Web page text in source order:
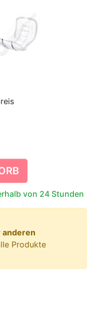
von 24 Stunden
anderen
Produkte